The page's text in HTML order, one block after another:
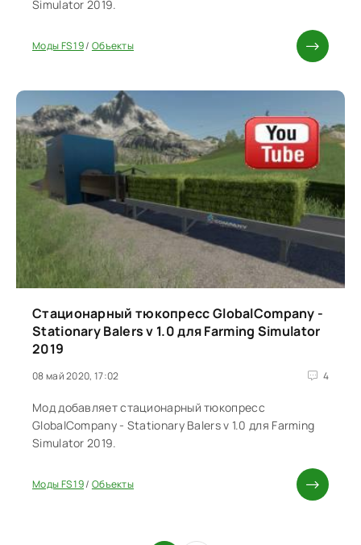
Simulator 2019.
Моды FS 19/ Объекты
Стационарный тюкопресс GlobalCompany -
Stationary Balers v 1.0 для Farming Simulator
2019
08 май 2020, 17:02 4
Мод добавляет стационарный тюкопресс
GlobalCompany - Stationary Balers v 1.0 для Farming
Simulator 2019.
Моды FS 19/ Объекты